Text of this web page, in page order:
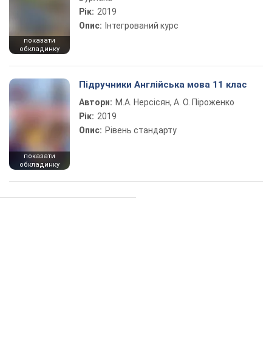
показати
обкладинку
Рік: 2019
Опис: Інтегрований курс
показати
обкладинку
Підручники Англійська мова 11 клас
Автори: М.А. Нерсісян, А. О. Піроженко
Рік: 2019
Опис: Рівень стандарту